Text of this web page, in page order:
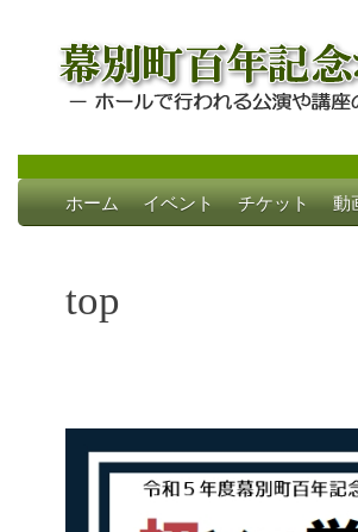
幕別町百年記
ホールで行われる公演や講座のご案内
Skip
to
ホーム イベント チケット 動
top